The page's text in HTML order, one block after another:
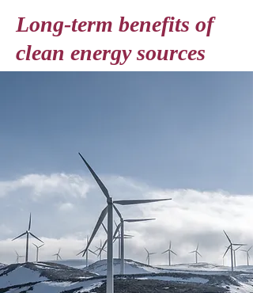
Long-term benefits of
clean energy sources